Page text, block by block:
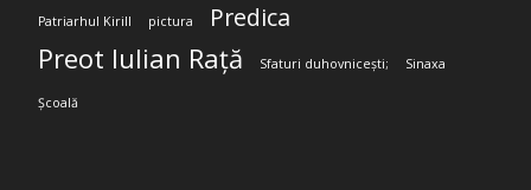
Patriarhul Kirill pictura Predica
Preot Iulian Rață Sfaturi duhovnicești; Sinaxa
Școală